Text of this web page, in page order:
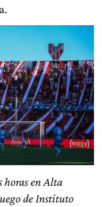
horas en Alta
de Instituto